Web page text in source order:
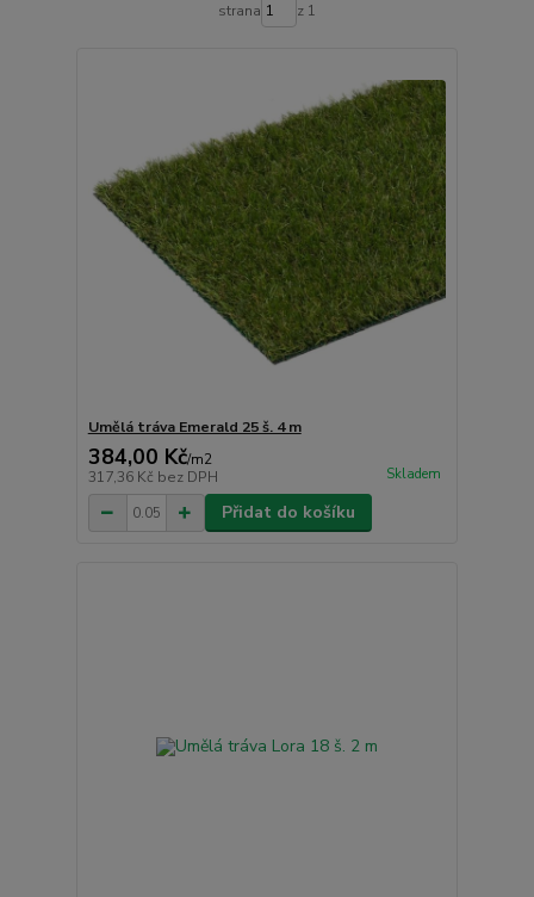
strana z 1
Umělá tráva Emerald 25 š. 4 m
384,00 Kč/m2
317,36 Kč bez DPH Skladem
Přidat do košíku